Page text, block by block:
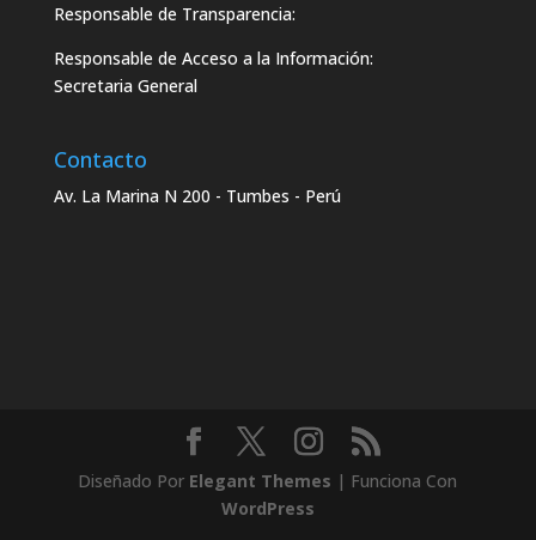
Responsable de Transparencia:
Responsable de Acceso a la Información:
Secretaria General
Contacto
Av. La Marina N 200 - Tumbes - Perú
Diseñado Por Elegant Themes | Funciona Con
WordPress